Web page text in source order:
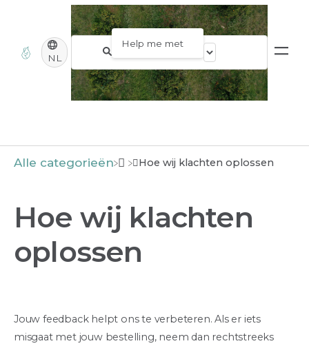
NL
Alle categorieën Hoe wij klachten oplossen
Hoe wij klachten
oplossen
Jouw feedback helpt ons te verbeteren. Als er iets
misgaat met jouw bestelling, neem dan rechtstreeks